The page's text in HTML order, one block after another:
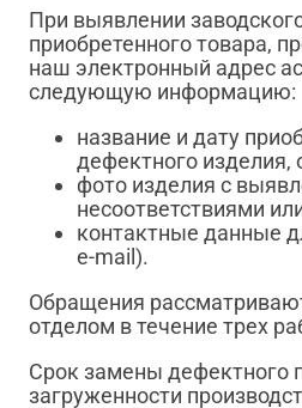
При выявлении
приобретенного товара,
наш электронный адрес
следующую информацию:
название и дату
дефектного изделия,
фото изделия с
несоответствиями
контактные данные
e-mail).
Обращения
отделом в течение трех
Срок замены дефектного
загруженности